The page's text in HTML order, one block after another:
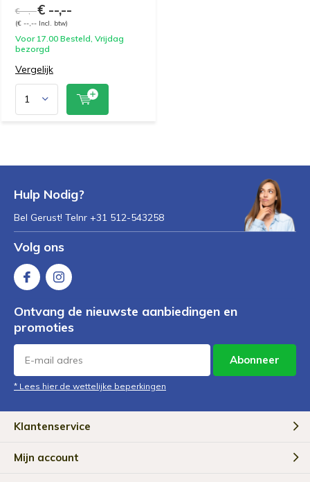
€ --,--€ --,--
(€ --,-- Incl. btw)
Voor 17.00 Besteld, Vrijdag
bezorgd
Vergelijk
Hulp Nodig?
Bel Gerust! Telnr +31 512-543258
Volg ons
Ontvang de nieuwste aanbiedingen en
promoties
Abonneer
* Lees hier de wettelijke beperkingen
Klantenservice
Mijn account